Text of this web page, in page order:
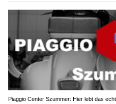
Piaggio Center Szummer: Hier lebt das